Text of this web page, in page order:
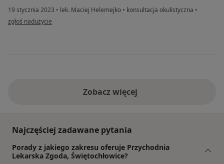
19 stycznia 2023 • lek. Maciej Helemejko • konsultacja okulistyczna •
w opinii użytkownika Ola
zgłoś nadużycie
Zobacz więcej
Najczęściej zadawane pytania
Porady z jakiego zakresu oferuje Przychodnia
Lekarska Zgoda, Świętochłowice?